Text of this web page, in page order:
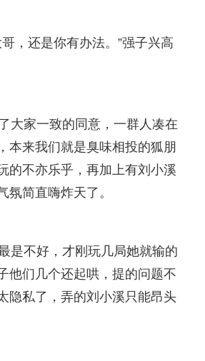
，还是你有办法。”强子兴高
大家一致的同意，一群人凑在
本来我们就是臭味相投的狐朋
的不亦乐乎，再加上有刘小溪
氛简直嗨炸天了。
是不好，才刚玩几局她就输的
他们几个还起哄，提的问题不
隐私了，弄的刘小溪只能昂头